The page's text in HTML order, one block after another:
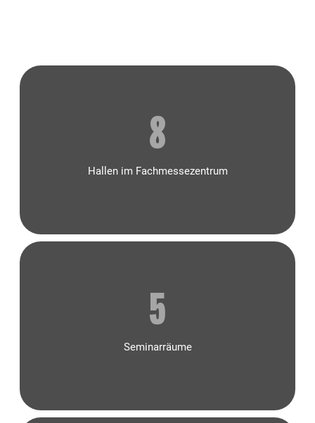
Hallen im Fachmessezentrum
8
Seminarräume
5